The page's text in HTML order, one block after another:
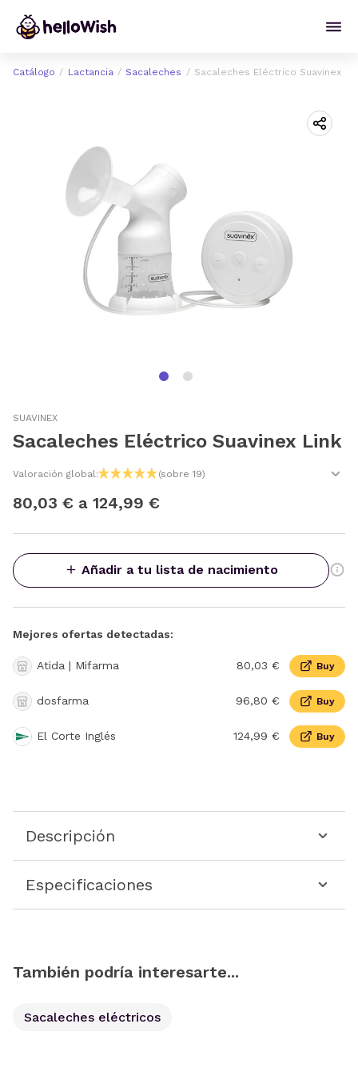
Catálogo Lactancia Sacaleches Sacaleches Eléctrico Suavinex
SUAVINEX
Sacaleches Eléctrico Suavinex Link
Valoración global: (sobre 19)
80,03 € a 124,99 €
Añadir a tu lista de nacimiento
Mejores ofertas detectadas:
Atida | Mifarma 80,03 € Buy
dosfarma 96,80 € Buy
El Corte Inglés 124,99 € Buy
Descripción
Especificaciones
También podría interesarte...
Sacaleches eléctricos